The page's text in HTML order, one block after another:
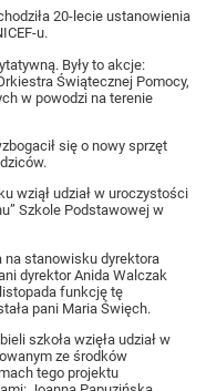
20-lecie ustanowienia
u.
Były to akcje:
Świątecznej Pomocy,
w powodzi na terenie
się o nowy sprzęt
wziął udział w uroczystości
Szkole Podstawowej w
na stanowisku dyrektora
dyrektor Anida Walczak
funkcję tę
pani Maria Święch.
szkoła wzięła udział w
ze środków
tego projektu